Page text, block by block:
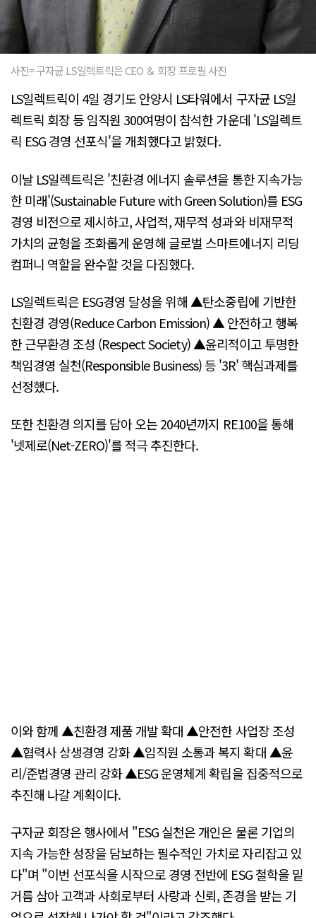
사진= 구자균 LS일렉트릭은 CEO ＆ 회장 프로필 사진
LS일렉트릭이 4일 경기도 안양시 LS타워에서 구자균 LS일
렉트릭 회장 등 임직원 300여명이 참석한 가운데 'LS일렉트
릭 ESG 경영 선포식'을 개최했다고 밝혔다.
이날 LS일렉트릭은 '친환경 에너지 솔루션을 통한 지속가능
한 미래'(Sustainable Future with Green Solution)를 ESG
경영 비전으로 제시하고, 사업적, 재무적 성과와 비재무적
가치의 균형을 조화롭게 운영해 글로벌 스마트에너지 리딩
컴퍼니 역할을 완수할 것을 다짐했다.
LS일렉트릭은 ESG경영 달성을 위해 ▲탄소중립에 기반한
친환경 경영(Reduce Carbon Emission) ▲ 안전하고 행복
한 근무환경 조성 (Respect Society) ▲윤리적이고 투명한
책임경영 실천(Responsible Business) 등 '3R' 핵심과제를
선정했다.
또한 친환경 의지를 담아 오는 2040년까지 RE100을 통해
'넷제로(Net-ZERO)'를 적극 추진한다.
이와 함께 ▲친환경 제품 개발 확대 ▲안전한 사업장 조성
▲협력사 상생경영 강화 ▲임직원 소통과 복지 확대 ▲윤
리/준법경영 관리 강화 ▲ESG 운영체계 확립을 집중적으로
추진해 나갈 계획이다.
구자균 회장은 행사에서 "ESG 실천은 개인은 물론 기업의
지속 가능한 성장을 담보하는 필수적인 가치로 자리잡고 있
다"며 "이번 선포식을 시작으로 경영 전반에 ESG 철학을 밑
거름 삼아 고객과 사회로부터 사랑과 신뢰, 존경을 받는 기